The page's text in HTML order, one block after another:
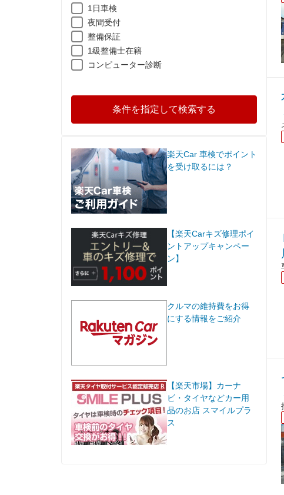
1日車検
夜間受付
整備保証
1級整備士在籍
コンピューター診断
条件を指定して検索する
楽天Car 車検でポイント
を受け取るには？
【楽天Carキズ修理ポイ
ントアップキャンペー
ン】
クルマの維持費をお得
にする情報をご紹介
【楽天市場】カーナ
ビ・タイヤなどカー用
品のお店 スマイルプラ
ス